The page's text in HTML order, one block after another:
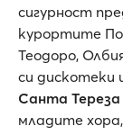
сигурност
курортите
Теодоро,
си дискотеки
Санта Тереза
младите